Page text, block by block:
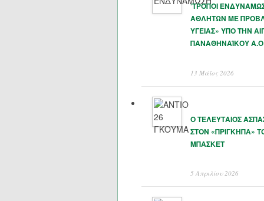
‘ΤΡΟΠΟΙ
ΑΘΛΗΤΩΝ ΜΕ
ΥΓΕΙΑΣ» ΥΠΟ ΤΗΝ
ΠΑΝΑΘΗΝΑΊΚΟΥ Α.Ο
13 Μάϊος 2026
Ο ΤΕΛΕΥΤΑΙΟΣ
ΣΤΟΝ «ΠΡΙΓΚΗΠΑ»
ΜΠΑΣΚΕΤ
5 Απριλίου 2026